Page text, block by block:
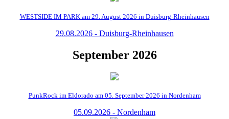
WESTSIDE IM PARK am 29. August 2026 in Duisburg-Rheinhausen
29.08.2026 - Duisburg-Rheinhausen
September 2026
PunkRock im Eldorado am 05. September 2026 in Nordenham
05.09.2026 - Nordenham